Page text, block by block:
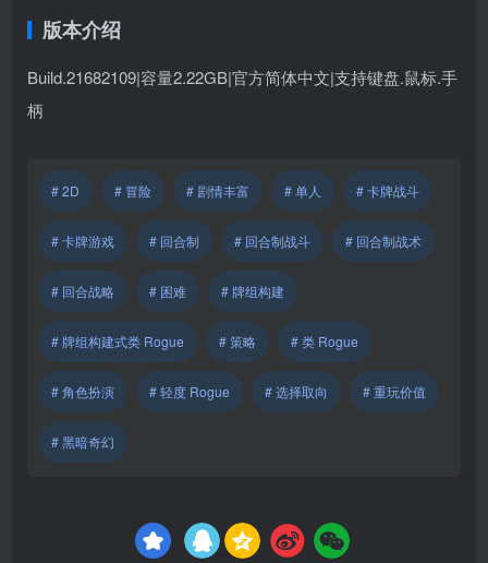
版本介绍
Build.21682109|容量2.22GB|官方简体中文|支持键盘.鼠标.手
柄
# 2D # 冒险 # 剧情丰富 # 单人 # 卡牌战斗
# 卡牌游戏 # 回合制 # 回合制战斗 # 回合制战术
# 回合战略 # 困难 # 牌组构建
# 牌组构建式类 Rogue # 策略 # 类 Rogue
# 角色扮演 # 轻度 Rogue # 选择取向 # 重玩价值
# 黑暗奇幻